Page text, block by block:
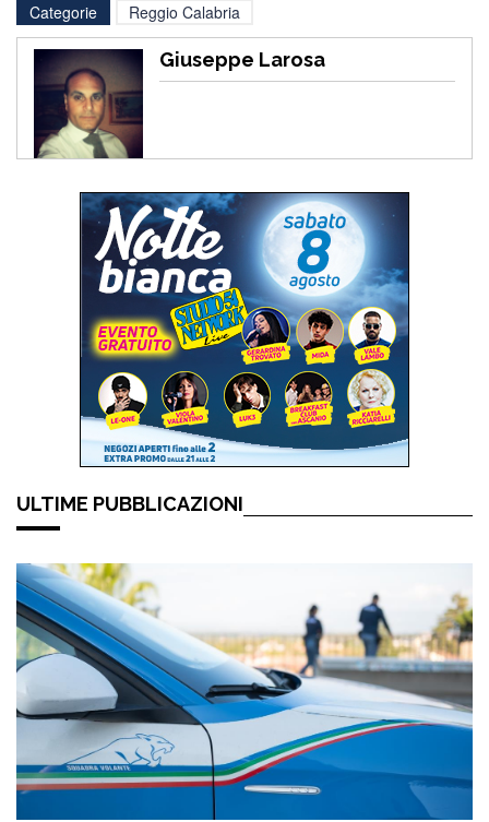
Categorie
Reggio Calabria
Giuseppe Larosa
ULTIME PUBBLICAZIONI